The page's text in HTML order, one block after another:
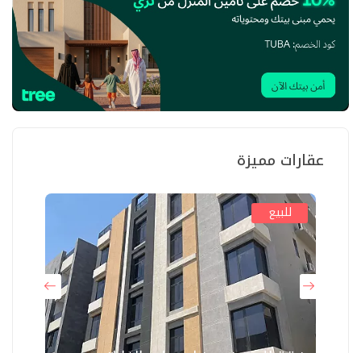
عقارات مميزة
للبيع